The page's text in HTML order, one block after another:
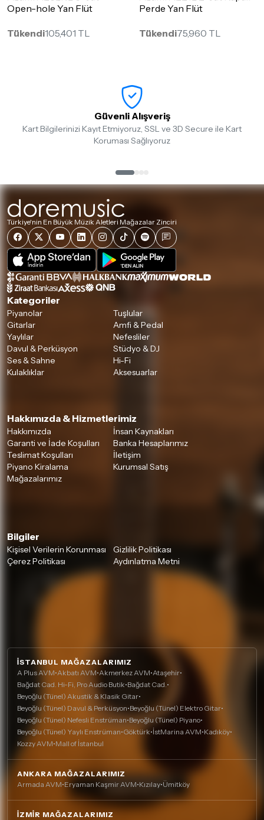
Open-hole Yan Flüt
Tükendi105,401 TL
Perde Yan Flüt
Tükendi75,960 TL
Güvenli Alışveriş
Kart Bilgilerinizi Kayıt Etmiyoruz, SSL ve 3D Secure ile Kart
Koruması Sağlıyoruz
Türkiye'nin En Büyük Müzik Aletleri Mağazalar Zinciri
Kategoriler
Piyanolar
Tuşlular
Gitarlar
Amfi & Pedal
Yaylılar
Nefesliler
Davul & Perküsyon
Stüdyo & DJ
Ses & Sahne
Hi-Fi
Kulaklıklar
Aksesuarlar
Hakkımızda & Hizmetlerimiz
Hakkımızda
İnsan Kaynakları
Garanti ve İade Koşulları
Banka Hesaplarımız
Teslimat Koşulları
İletişim
Piyano Kiralama
Kurumsal Satış
Mağazalarımız
Bilgiler
Kişisel Verilerin Korunması
Gizlilik Politikası
Çerez Politikası
Aydınlatma Metni
İSTANBUL MAĞAZALARIMIZ
A Plus AVM•Akbatı AVM•Akmerkez AVM•Ataşehir•
Bağdat Cad. Hi-Fi, Pro Audio Butik•Bağdat Cad.•
Beyoğlu (Tünel) Akustik & Klasik Gitar•
Beyoğlu (Tünel) Davul & Perküsyon•Beyoğlu (Tünel) Elektro Gitar•
Beyoğlu (Tünel) Nefesli Enstrüman•Beyoğlu (Tünel) Piyano•
Beyoğlu (Tünel) Yaylı Enstrüman•Göktürk•İstMarina AVM•Kadıköy•
Kozzy AVM•Mall of İstanbul
ANKARA MAĞAZALARIMIZ
Armada AVM•Eryaman Kaşmir AVM•Kızılay•Ümitköy
İZMIR MAĞAZALARIMIZ